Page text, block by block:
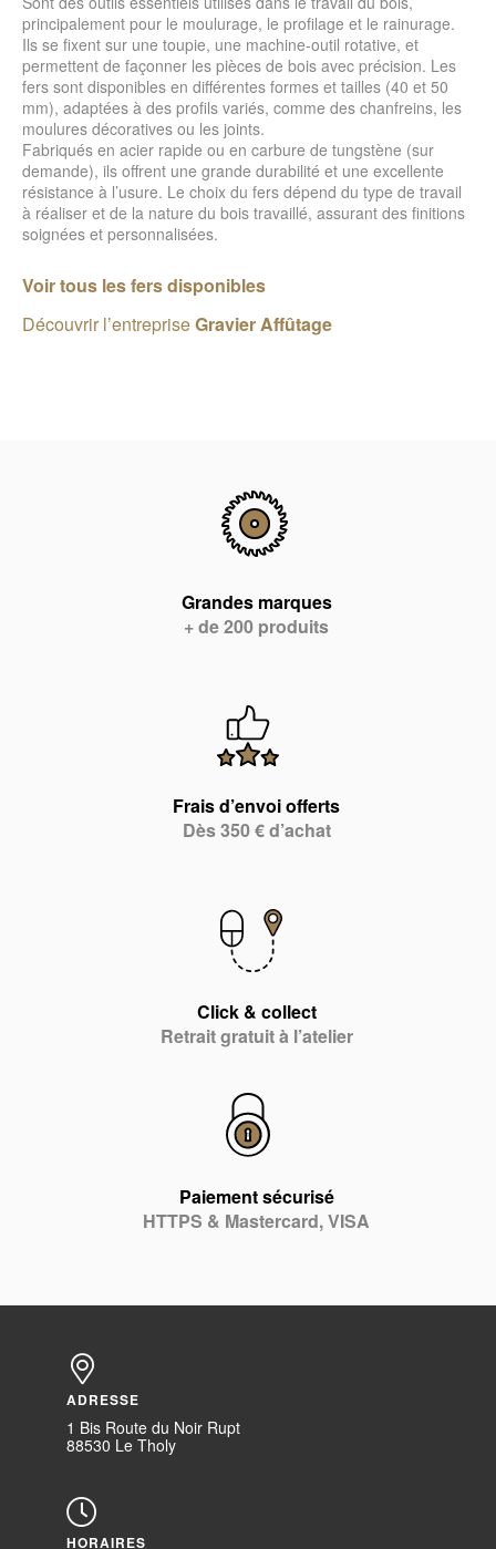
principalement pour le moulurage, le profilage et le rainurage.
Ils se fixent sur une toupie, une machine-outil rotative, et
permettent de façonner les pièces de bois avec précision. Les
fers sont disponibles en différentes formes et tailles (40 et 50
mm), adaptées à des profils variés, comme des chanfreins, les
moulures décoratives ou les joints.
Fabriqués en acier rapide ou en carbure de tungstène (sur
demande), ils offrent une grande durabilité et une excellente
résistance à l’usure. Le choix du fers dépend du type de travail
à réaliser et de la nature du bois travaillé, assurant des finitions
soignées et personnalisées.
Voir tous les fers disponibles
Découvrir l’entrepriseGravier Affûtage
Grandes marques
+ de 200 produits
Frais d’envoi offerts
Dès 350 € d’achat
Click & collect
Retrait gratuit à l’atelier
Paiement sécurisé
HTTPS & Mastercard, VISA
ADRESSE
1 Bis Route du Noir Rupt
88530 Le Tholy
HORAIRES